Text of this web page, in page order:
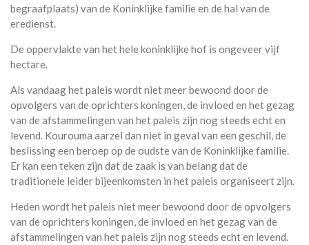
begraafplaats) van de Koninklijke familie en de hal van de
eredienst.
De oppervlakte van het hele koninklijke hof is ongeveer vijf
hectare.
Als vandaag het paleis wordt niet meer bewoond door de
opvolgers van de oprichters koningen, de invloed en het gezag
van de afstammelingen van het paleis zijn nog steeds echt en
levend. Kourouma aarzel dan niet in geval van een geschil, de
beslissing een beroep op de oudste van de Koninklijke familie.
Er kan een teken zijn dat de zaak is van belang dat de
traditionele leider bijeenkomsten in het paleis organiseert zijn.
Heden wordt het paleis niet meer bewoond door de opvolgers
van de oprichters koningen, de invloed en het gezag van de
afstammelingen van het paleis zijn nog steeds echt en levend.